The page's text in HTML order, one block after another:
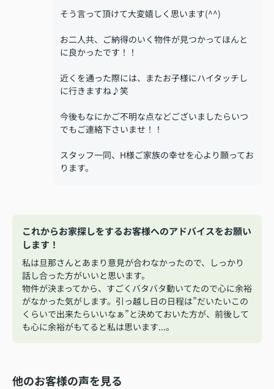
そう言って頂けて大変嬉しく思います(^^)
お二人共、ご納得のいく物件が見つかってほんと
に良かったです！！
近くを通った際には、またお子様にハイタッチし
に行きますね♪笑
今後もなにかご不明な点などございましたらいつ
でもご連絡下さいませ！！
スタッフ一同、H様ご家族の幸せを心より願ってお
ります。
これからお家探しをするお客様へのアドバイスをお願い
します！
私は旦那さんとあまり意見が合わなかったので、しっかり
話し合った方がいいと思います。
物件が決まってから、すごくバタバタ動いてたので心に余裕
がなかった気がします。引っ越し日の日程は”だいたいこの
くらいで出来たらいいなぁ”と決めておいた方が、前後して
も心に余裕がもてると私は思います...。
他のお客様の声を見る